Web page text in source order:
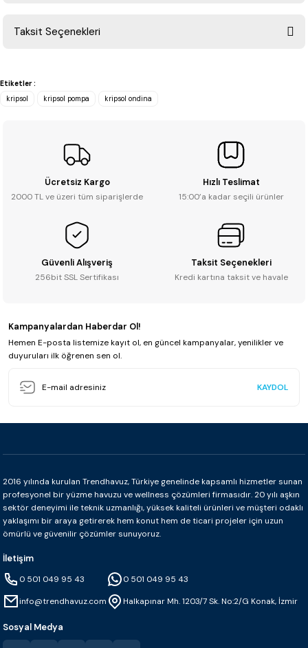
Taksit Seçenekleri
Etiketler :
kripsol
kripsol pompa kripsol ondina
Ücretsiz Kargo
2000 TL ve üzeri tüm siparişlerde
Hızlı Teslimat
15:00’a kadar seçili ürünler
Güvenli Alışveriş
256bit SSL Sertifikası
Taksit Seçenekleri
Kredi kartına taksit ve havale
Kampanyalardan Haberdar Ol!
Hemen E-posta listemize kayıt ol, en güncel kampanyalar, yenilikler ve
duyuruları ilk öğrenen sen ol.
KAYDOL
2016 yılında kurulan Trendhavuz, Türkiye genelinde kapsamlı hizmetler sunan
profesyonel bir yüzme havuzu ve wellness çözümleri firmasıdır. 20 yılı aşkın
sektör deneyimi ile teknik uzmanlığı, yüksek kaliteli ürünleri ve müşteri odaklı
yaklaşımı bir araya getirerek hem konut hem de ticari projeler için uzun
ömürlü ve güvenilir çözümler sunuyoruz.
İletişim
0 501 049 95 43
info@trendhavuz.com
0 501 049 95 43
Halkapınar Mh. 1203/7 Sk. No:2/G Konak, İzmir
Sosyal Medya